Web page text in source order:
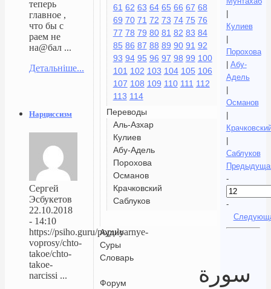
61 62 63 64 65 66 67 68
69 70 71 72 73 74 75 76
77 78 79 80 81 82 83 84
85 86 87 88 89 90 91 92
93 94 95 96 97 98 99 100
101 102 103 104 105 106
107 108 109 110 111 112
113 114
Переводы
Аль-Азхар
Кулиев
Абу-Адель
Порохова
Османов
Крачковский
Саблуков
Аудио
Суры
Словарь
Форум
|
Кулиев
|
Порохова
| Абу-
Адель
|
Османов
|
|
Саблуков
-
-
سورة
теперь
главное ,
что бы с
раем не
на@бал ...
Детальніше...
Нарциссизм
Сергей
Эсбукетов
22.10.2018
- 14:10
https://psiho.guru/populyarnye-
voprosy/chto-
takoe/chto-
takoe-
narcissi ...